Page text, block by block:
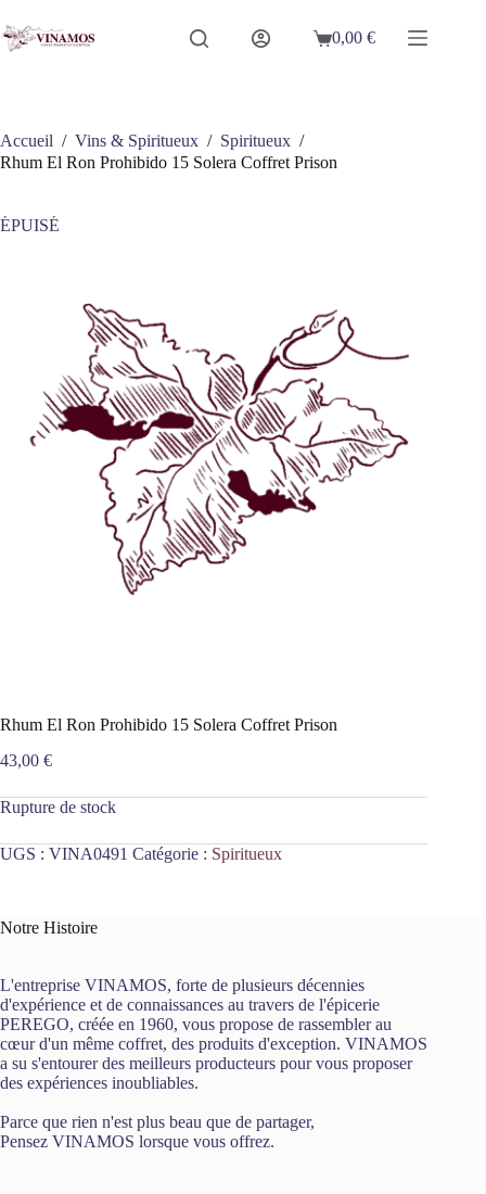
au
contenu
Panier
0,00€
Accueil / Vins & Spiritueux / Spiritueux /
Rhum El Ron Prohibido 15 Solera Coffret Prison
ÉPUISÉ
Rhum El Ron Prohibido 15 Solera Coffret Prison
43,00 €
Rupture de stock
UGS : VINA0491 Catégorie : Spiritueux
Notre Histoire
L'entreprise VINAMOS, forte de plusieurs décennies
d'expérience et de connaissances au travers de l'épicerie
PEREGO, créée en 1960, vous propose de rassembler au
cœur d'un même coffret, des produits d'exception. VINAMOS
a su s'entourer des meilleurs producteurs pour vous proposer
des expériences inoubliables.
Parce que rien n'est plus beau que de partager,
Pensez VINAMOS lorsque vous offrez.